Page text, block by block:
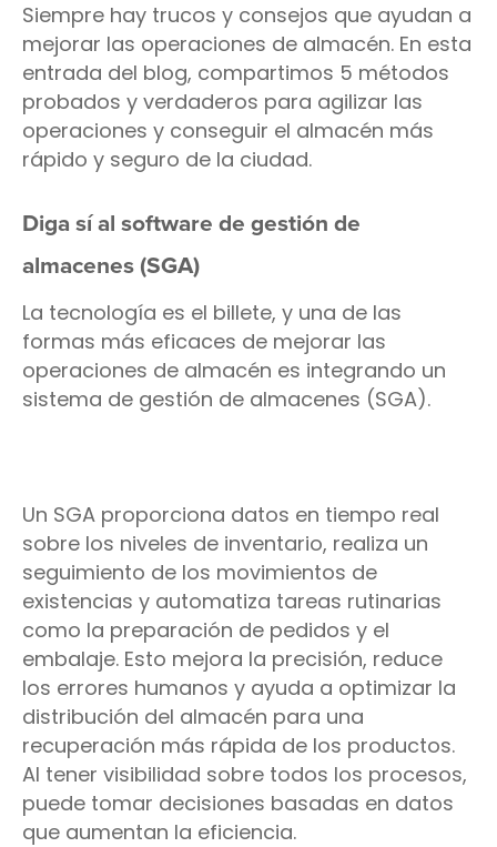
Siempre hay trucos y consejos que ayudan a
mejorar las operaciones de almacén. En esta
entrada del blog, compartimos 5 métodos
probados y verdaderos para agilizar las
operaciones y conseguir el almacén más
rápido y seguro de la ciudad.
Diga sí al software de gestión de
almacenes (SGA)
La tecnología es el billete, y una de las
formas más eficaces de mejorar las
operaciones de almacén es integrando un
sistema de gestión de almacenes (SGA).
Un SGA proporciona datos en tiempo real
sobre los niveles de inventario, realiza un
seguimiento de los movimientos de
existencias y automatiza tareas rutinarias
como la preparación de pedidos y el
embalaje. Esto mejora la precisión, reduce
los errores humanos y ayuda a optimizar la
distribución del almacén para una
recuperación más rápida de los productos.
Al tener visibilidad sobre todos los procesos,
puede tomar decisiones basadas en datos
que aumentan la eficiencia.